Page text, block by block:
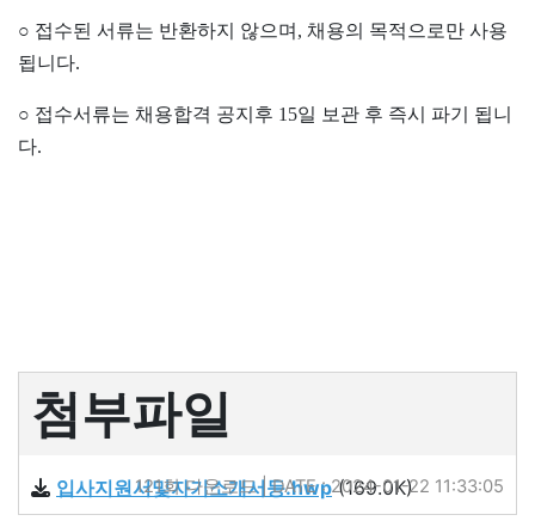
○ 접수된 서류는 반환하지 않으며 , 채용의 목적으로만 사용
됩니다.
○ 접수서류는 채용합격 공지후 15일 보관 후 즉시 파기 됩니
다.
첨부파일
입사지원서및자기소개서등.hwp(169.0K)
121회 다운로드 | DATE : 2024-01-22 11:33:05